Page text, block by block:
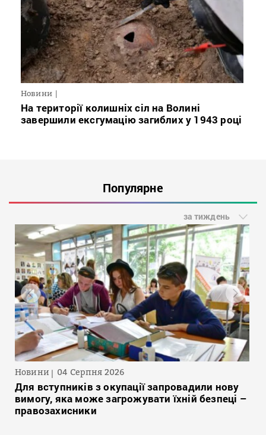
Новини
На території колишніх сіл на Волині
завершили ексгумацію загиблих у 1943 році
Популярне
за тиждень
Новини 04 Серпня 2026
Для вступників з окупації запровадили нову
вимогу, яка може загрожувати їхній безпеці –
правозахисники